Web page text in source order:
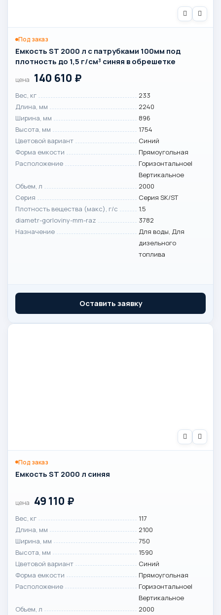
Под заказ
Емкость ST 2000 л с патрубками 100мм под
плотность до 1,5 г/см³ синяя в обрешетке
цена 140 610 ₽
Вес, кг
233
Длина, мм
2240
Ширина, мм
896
Высота, мм
1754
Цветовой вариант
Синий
Форма емкости
Прямоугольная
Расположение
Горизонтальное|
Вертикальное
Объем, л
2000
Серия
Серия SK/ST
Плотность вещества (макс), г/с
1.5
diametr-gorloviny-mm-raz
3782
Назначение
Для воды, Для
дизельного
топлива
Оставить заявку
Под заказ
Емкость ST 2000 л синяя
цена 49 110 ₽
Вес, кг
117
Длина, мм
2100
Ширина, мм
750
Высота, мм
1590
Цветовой вариант
Синий
Форма емкости
Прямоугольная
Расположение
Горизонтальное|
Вертикальное
Объем, л
2000